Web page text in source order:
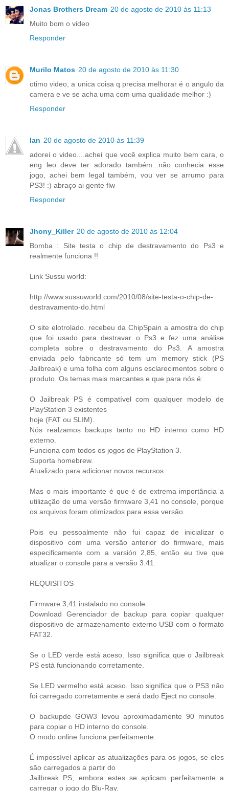
Jonas Brothers Dream 20 de agosto de 2010 às 11:13
Muito bom o video
Responder
Murilo Matos 20 de agosto de 2010 às 11:30
otimo video, a unica coisa q precisa melhorar é o angulo da
camera e ve se acha uma com uma qualidade melhor :)
Responder
Ian 20 de agosto de 2010 às 11:39
adorei o video....achei que você explica muito bem cara, o
eng leo deve ter adorado também...não conhecia esse
jogo, achei bem legal também, vou ver se arrumo para
PS3! :) abraço ai gente flw
Responder
Jhony_Killer 20 de agosto de 2010 às 12:04
Bomba : Site testa o chip de destravamento do Ps3 e
realmente funciona !!
Link Sussu world:
http://www.sussuworld.com/2010/08/site-testa-o-chip-de-
destravamento-do.html
O site elotrolado. recebeu da ChipSpain a amostra do chip
que foi usado para destravar o Ps3 e fez uma análise
completa sobre o destravamento do Ps3. A amostra
enviada pelo fabricante só tem um memory stick (PS
Jailbreak) e uma folha com alguns esclarecimentos sobre o
produto. Os temas mais marcantes e que para nós é:
O Jailbreak PS é compatível com qualquer modelo de
PlayStation 3 existentes
hoje (FAT ou SLIM).
Nós realzamos backups tanto no HD interno como HD
externo.
Funciona com todos os jogos de PlayStation 3.
Suporta homebrew.
Atualizado para adicionar novos recursos.
Mas o mais importante é que é de extrema importância a
utilização de uma versão firmware 3,41 no console, porque
os arquivos foram otimizados para essa versão.
Pois eu pessoalmente não fui capaz de inicializar o
dispositivo com uma versão anterior do firmware, mais
especificamente com a varsión 2,85, então eu tive que
atualizar o console para a versão 3.41.
REQUISITOS
Firmware 3,41 instalado no console.
Download Gerenciador de backup para copiar qualquer
dispositivo de armazenamento externo USB com o formato
FAT32.
Se o LED verde está aceso. Isso significa que o Jailbreak
PS está funcionando corretamente.
Se LED vermelho está aceso. Isso significa que o PS3 não
foi carregado corretamente e será dado Eject no console.
O backupde GOW3 levou aproximadamente 90 minutos
para copiar o HD interno do console.
O modo online funciona perfeitamente.
É impossível aplicar as atualizações para os jogos, se eles
são carregados a partir do
Jailbreak PS, embora estes se aplicam perfeitamente a
carregar o jogo do Blu-Ray.